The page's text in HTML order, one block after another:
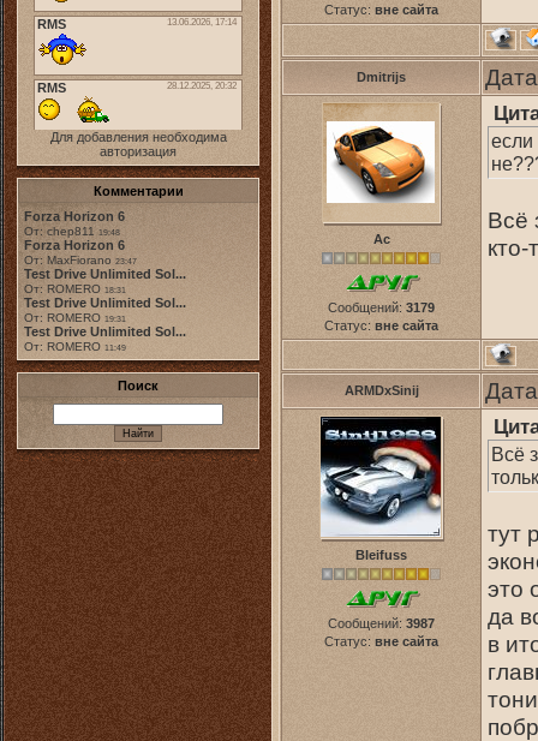
Для добавления необходима
авторизация
Комментарии
Forza Horizon 6
От: chep811 19:48
Forza Horizon 6
От: MaxFiorano 23:47
Test Drive Unlimited Sol...
От: ROMERO 18:31
Test Drive Unlimited Sol...
От: ROMERO 19:31
Test Drive Unlimited Sol...
От: ROMERO 11:49
Поиск
Статус: вне сайта
Dmitrijs
Ас
Сообщений: 3179
Статус: вне сайта
если
Всё
ARMDxSinij
Bleifuss
Сообщений: 3987
Статус: вне сайта
Всё
тут
это
да
в